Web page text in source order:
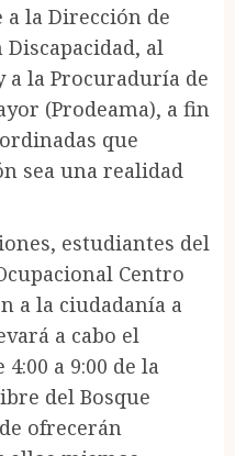
a la Dirección de
al
a la Procuraduría de
(Prodeama), a fin
que
sea una realidad
estudiantes del
Centro
a la ciudadanía a
a cabo el
a 9:00 de la
del Bosque
ofrecerán